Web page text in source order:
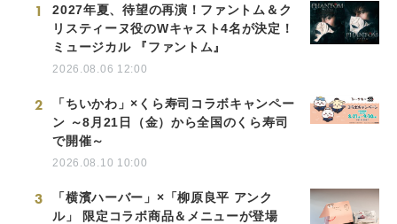
1
2027年夏、待望の再演！ファントム＆ク
リスティーヌ役のWキャスト4名が決定！
ミュージカル 『ファントム』
2026.08.06 12:00
2
「ちいかわ」×くら寿司コラボキャンペー
ン ～8月21日（金）から全国のくら寿司
で開催～
2026.08.10 10:00
3
「横濱ハーバー」×「柳原良平 アンク
ル」 限定コラボ商品＆メニューが登場